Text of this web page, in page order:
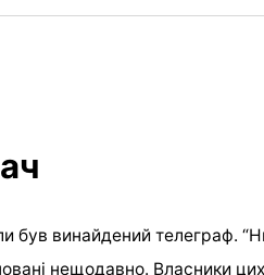
був винайдений телеграф.
нещодавно. Власники